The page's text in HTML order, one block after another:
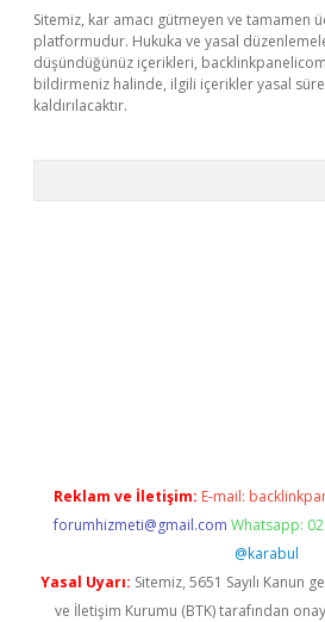
Sitemiz, kar amacı gütmeyen ve tamamen
platformudur. Hukuka ve yasal
düşündüğünüz içerikleri,
bildirmeniz halinde, ilgili içerikler yasal
kaldırılacaktır.
Reklam ve İletişim: E-mail:
forumhizmeti@gmail.com Whatsapp:
@karabul
Yasal Uyarı: Sitemiz, 5651 Sayılı Kanun
ve İletişim Kurumu (BTK) tarafından